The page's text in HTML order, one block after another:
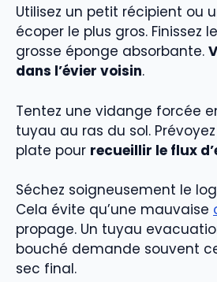
Utilisez un petit récipient ou
écoper le plus gros. Finissez
grosse éponge absorbante.
dans l’évier voisin.
Tentez une vidange forcée
tuyau au ras du sol.
plate pour recueillir le flux
Séchez soigneusement le
Cela évite qu’une mauvaise
propage. Un tuyau
bouché demande souvent
sec final.